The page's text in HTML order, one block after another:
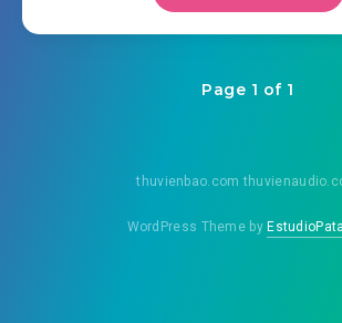
Page 1 of 1
thuvienbao.com
WordPress Theme by